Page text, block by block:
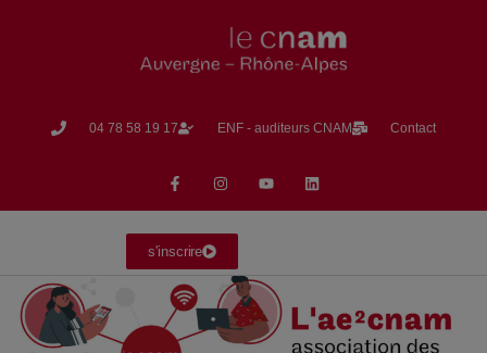
04 78 58 19 17​ ENF - auditeurs CNAM Contact
s'inscrire